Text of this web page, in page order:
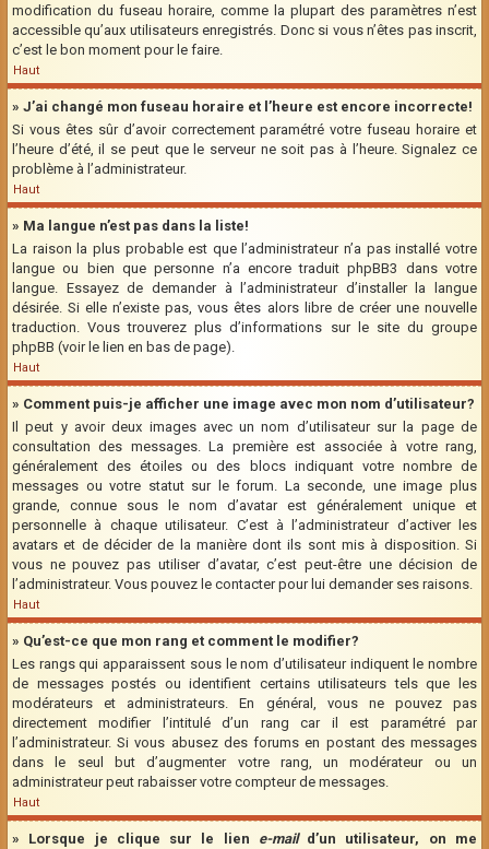
modification du fuseau horaire, comme la plupart des paramètres n’est
accessible qu’aux utilisateurs enregistrés. Donc si vous n’êtes pas inscrit,
c’est le bon moment pour le faire.
Haut
» J’ai changé mon fuseau horaire et l’heure est encore incorrecte!
Si vous êtes sûr d’avoir correctement paramétré votre fuseau horaire et
l’heure d’été, il se peut que le serveur ne soit pas à l’heure. Signalez ce
problème à l’administrateur.
Haut
» Ma langue n’est pas dans la liste!
La raison la plus probable est que l’administrateur n’a pas installé votre
langue ou bien que personne n’a encore traduit phpBB3 dans votre
langue. Essayez de demander à l’administrateur d’installer la langue
désirée. Si elle n’existe pas, vous êtes alors libre de créer une nouvelle
traduction. Vous trouverez plus d’informations sur le site du groupe
phpBB (voir le lien en bas de page).
Haut
» Comment puis-je afficher une image avec mon nom d’utilisateur?
Il peut y avoir deux images avec un nom d’utilisateur sur la page de
consultation des messages. La première est associée à votre rang,
généralement des étoiles ou des blocs indiquant votre nombre de
messages ou votre statut sur le forum. La seconde, une image plus
grande, connue sous le nom d’avatar est généralement unique et
personnelle à chaque utilisateur. C’est à l’administrateur d’activer les
avatars et de décider de la manière dont ils sont mis à disposition. Si
vous ne pouvez pas utiliser d’avatar, c’est peut-être une décision de
l’administrateur. Vous pouvez le contacter pour lui demander ses raisons.
Haut
» Qu’est-ce que mon rang et comment le modifier?
Les rangs qui apparaissent sous le nom d’utilisateur indiquent le nombre
de messages postés ou identifient certains utilisateurs tels que les
modérateurs et administrateurs. En général, vous ne pouvez pas
directement modifier l’intitulé d’un rang car il est paramétré par
l’administrateur. Si vous abusez des forums en postant des messages
dans le seul but d’augmenter votre rang, un modérateur ou un
administrateur peut rabaisser votre compteur de messages.
Haut
» Lorsque je clique sur le lien e-maild’un utilisateur, on me